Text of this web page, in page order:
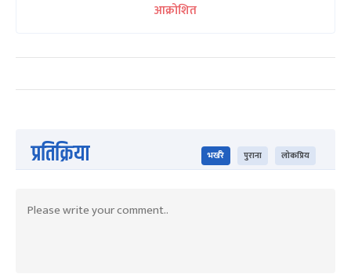
आक्रोशित
प्रतिक्रिया भर्खरै पुराना लोकप्रिय